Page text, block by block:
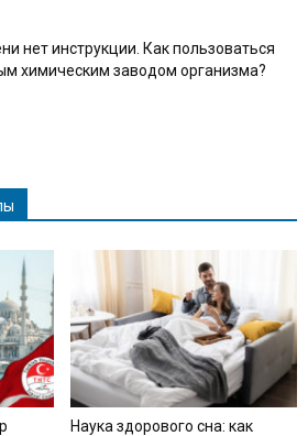
нет инструкции. Как пользоваться
химическим заводом организма?
Наука здорового сна: как